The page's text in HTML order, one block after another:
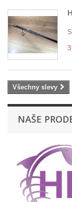
Všechny slevy
NAŠE